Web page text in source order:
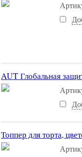
AUT Глобальная
Топпер для торта,